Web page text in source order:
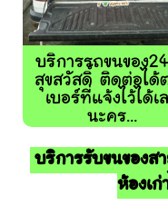
บริการรถขนของ
สุขสวัสดิ์ ติดต่อได้
เบอร์ที่แจ้งไว้ได้เ
นะคร...
บริการรับขนของส
ห้องเก่